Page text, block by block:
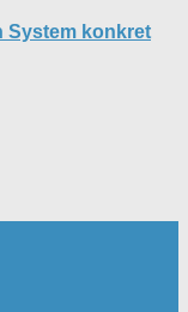
System konkret